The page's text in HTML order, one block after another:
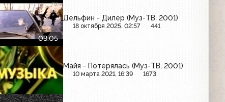
03:05
Дельфин - Дилер (Муз-ТВ, 2001)
18 октября 2025, 02:57 441
Майя - Потерялась (Муз-ТВ, 2001)
10 марта 2021, 16:39 1673